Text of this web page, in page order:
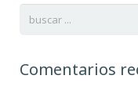
Comentarios